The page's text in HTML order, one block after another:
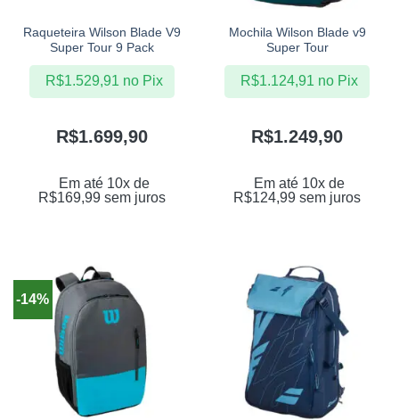
Raqueteira Wilson Blade V9
Super Tour 9 Pack
R$1.699,90
Em até 10x de
R$169,99 sem juros
R$1.529,91 no Pix
Mochila Wilson Blade v9
Super Tour
R$1.249,90
Em até 10x de
R$124,99 sem juros
R$1.124,91 no Pix
-14%